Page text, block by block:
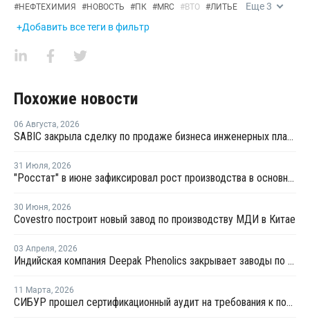
#НЕФТЕХИМИЯ #НОВОСТЬ #ПК #MRC #ВТО #ЛИТЬЕ Еще3
+Добавить все теги в фильтр
Похожие новости
06 Августа, 2026
SABIC закрыла сделку по продаже бизнеса инженерных пластиков компании Mutares за USD450 млн
31 Июля, 2026
"Росстат" в июне зафиксировал рост производства в основных группах пластмасс
30 Июня, 2026
Covestro построит новый завод по производству МДИ в Китае
03 Апреля, 2026
Индийская компания Deepak Phenolics закрывает заводы по производству фенола и ацетона из-за нехватки сырья
11 Марта, 2026
СИБУР прошел сертификационный аудит на требования к полимерам для фармацевтики